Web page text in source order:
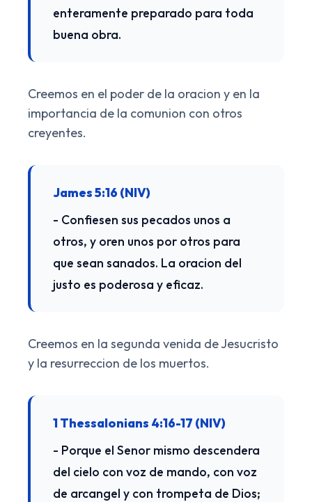
enteramente preparado para toda
buena obra.
Creemos en el poder de la oracion y en la
importancia de la comunion con otros
creyentes.
James 5:16 (NIV)
- Confiesen sus pecados unos a
otros, y oren unos por otros para
que sean sanados. La oracion del
justo es poderosa y eficaz.
Creemos en la segunda venida de Jesucristo
y la resurreccion de los muertos.
1 Thessalonians 4:16-17 (NIV)
- Porque el Senor mismo descendera
del cielo con voz de mando, con voz
de arcangel y con trompeta de Dios;